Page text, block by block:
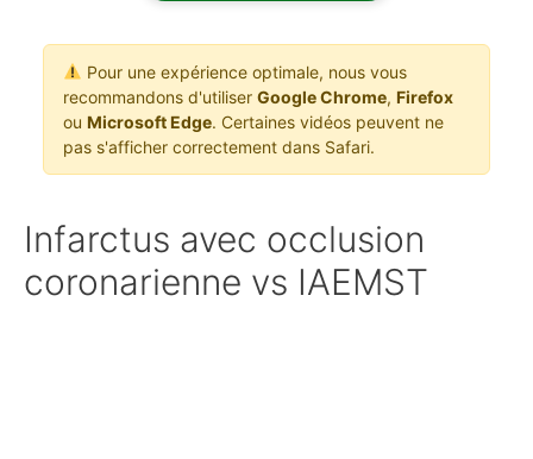
Pour une expérience optimale, nous vous
recommandons d'utiliser Google Chrome, Firefox
ou Microsoft Edge. Certaines vidéos peuvent ne
pas s'afficher correctement dans Safari.
Infarctus avec occlusion
coronarienne vs IAEMST